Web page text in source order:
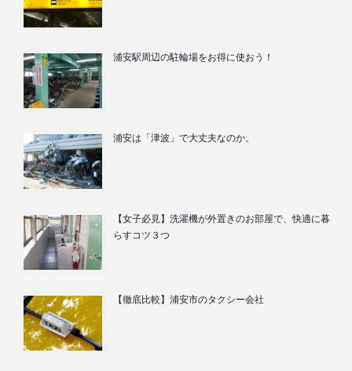
浦安駅周辺の駐輪場をお得に使おう！
浦安は「津波」で大丈夫なのか。
【女子必見】洗濯機が外置きのお部屋で、快適に暮
らすコツ３つ
【徹底比較】浦安市のタクシー会社